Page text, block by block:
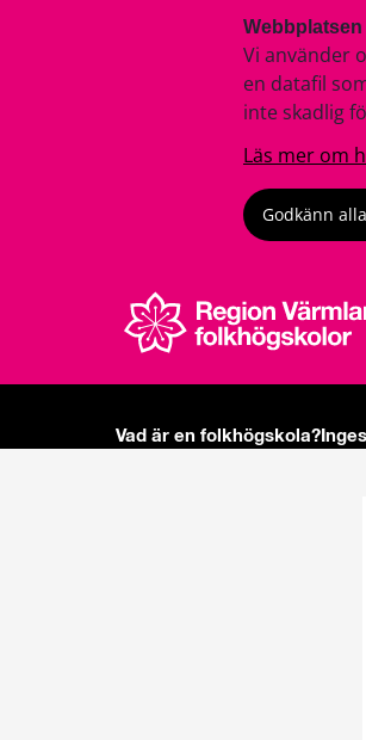
Vi använder
en datafil
inte skadlig
Läs mer om
Godkänn
Vad är en folkhögskola?